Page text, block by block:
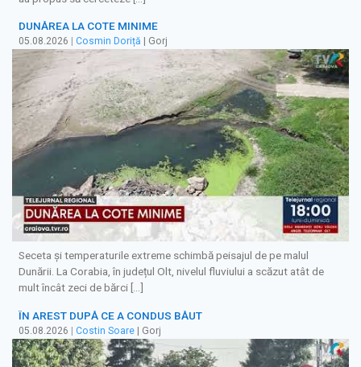
DUNĂREA LA COTE MINIME
05.08.2026 Cosmin Doriță | Gorj
Seceta și temperaturile extreme schimbă peisajul de pe malul
Dunării. La Corabia, în județul Olt, nivelul fluviului a scăzut atât de
mult încât zeci de bărci […]
ÎN AREST DUPĂ CE A CONDUS BĂUT
05.08.2026 | Costin Soare | Gorj